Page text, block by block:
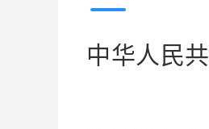
中华人民